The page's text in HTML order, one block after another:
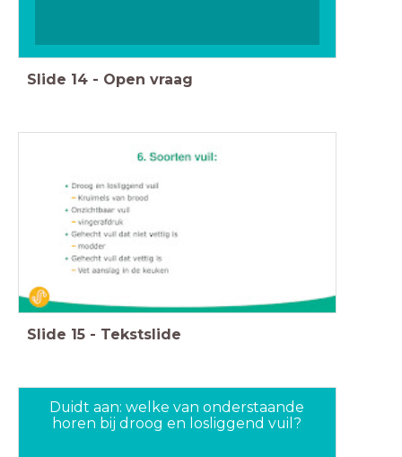
Slide 14 - Open vraag
Slide 15 - Tekstslide
Duidt aan: welke van onderstaande
horen bij droog en losliggend vuil?